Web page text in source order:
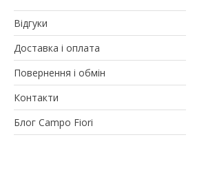
Відгуки
Доставка і оплата
Повернення і обмін
Контакти
Блог Campo Fiori